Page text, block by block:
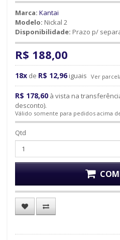
Marca: Kantai
Modelo: Nickal 2
Disponibilidade: Prazo p/
R$ 188,00
18x de R$ 12,96 iguais Ver
R$ 178,60 à vista na
desconto).
Válido somente para pedidos acima
Qtd